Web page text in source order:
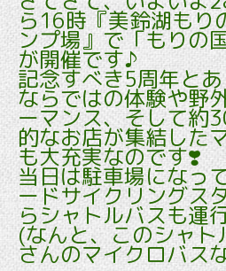
ら16時『美鈴湖もり
ンプ場』で「もりの
が開催です♪
記念すべき5周年と
ならではの体験や野
ーマンス、そして約
的なお店が集結した
も大充実なのです❣️
当日は駐車場になっ
ードサイクリングス
らシャトルバスも運
(なんと、このシャト
さんのマイクロバス